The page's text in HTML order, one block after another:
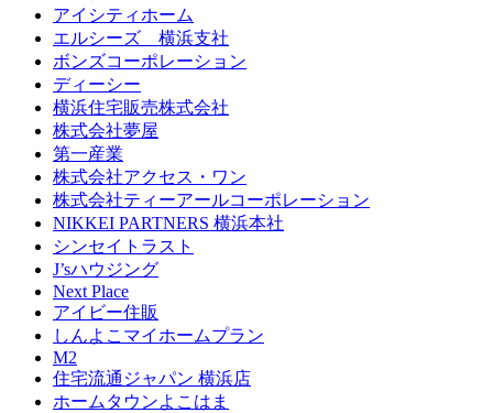
アイシティホーム
エルシーズ 横浜支社
ボンズコーポレーション
ディーシー
横浜住宅販売株式会社
株式会社夢屋
第一産業
株式会社アクセス・ワン
株式会社ティーアールコーポレーション
NIKKEI PARTNERS 横浜本社
シンセイトラスト
J’sハウジング
Next Place
アイビー住販
しんよこマイホームプラン
M2
住宅流通ジャパン 横浜店
ホームタウンよこはま